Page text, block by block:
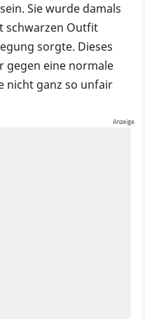
Sie wurde damals
schwarzen Outfit
sorgte. Dieses
gegen eine normale
nicht ganz so unfair